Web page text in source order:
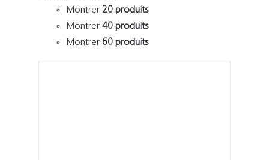
Montrer 20 produits
Montrer 40 produits
Montrer 60 produits